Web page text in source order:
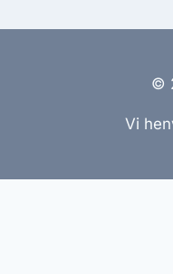
©
Vi